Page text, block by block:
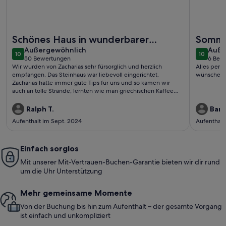
Schönes Haus in wunderbarer
Umgebung
1010 von 10
Außergewöhnlich
außergewöhnlich
50 Bewertungen
(50
bewertungen)
Wir wurden von Zacharias sehr fürsorglich und herzlich
empfangen. Das Steinhaus war liebevoll eingerichtet.
Zacharias hatte immer gute Tips für uns und so kamen wir
auch an tolle Strände, lernten wie man griechischen Kaffee
sind so liebenswert. Vielen Dank Zacharias für die gute Zeit!
Ralph T.
Aufenthalt im Sept. 2024
1010 von
6
(6
Alles
wünschen
Einfach sorglos
Mit unserer Mit-Vertrauen-Buchen-Garantie bieten wir dir rund
um die Uhr Unterstützung
Mehr gemeinsame Momente
Von der Buchung bis hin zum Aufenthalt – der gesamte Vorgang
ist einfach und unkompliziert